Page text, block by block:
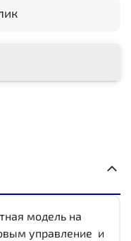
модель на
управление и